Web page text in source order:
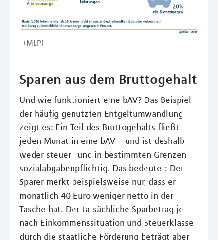
(MLP)
Sparen aus dem Bruttogehalt
Und wie funktioniert eine bAV? Das Beispiel
der häufig genutzten Entgeltumwandlung
zeigt es: Ein Teil des Bruttogehalts fließt
jeden Monat in eine bAV – und ist deshalb
weder steuer- und in bestimmten Grenzen
sozialabgabenpflichtig. Das bedeutet: Der
Sparer merkt beispielsweise nur, dass er
monatlich 40 Euro weniger netto in der
Tasche hat. Der tatsächliche Sparbetrag je
nach Einkommenssituation und Steuerklasse
durch die staatliche Förderung beträgt aber